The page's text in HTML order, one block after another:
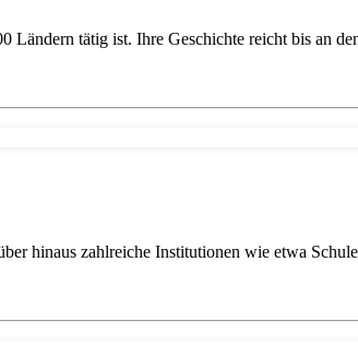
tätig ist. Ihre Geschichte reicht bis an
hinaus zahlreiche Institutionen wie etwa